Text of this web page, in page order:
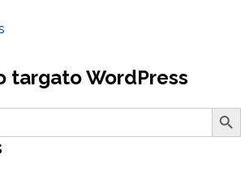
targato WordPress
Search Button
la